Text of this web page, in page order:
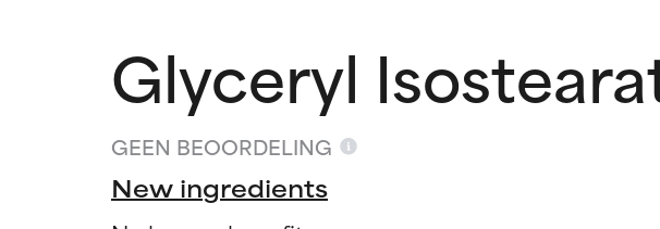
Glyceryl
GEEN BEOORDELING
New ingredients